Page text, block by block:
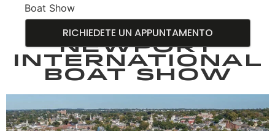
Boat Show
Newport
International
Boat Show
RICHIEDETE UN APPUNTAMENTO